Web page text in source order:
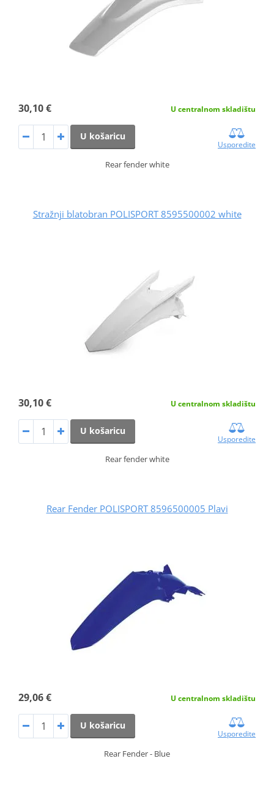
30,10 € U centralnom skladištu
U košaricu
Usporedite
Rear fender white
Stražnji blatobran POLISPORT 8595500002 white
30,10 € U centralnom skladištu
U košaricu
Usporedite
Rear fender white
Rear Fender POLISPORT 8596500005 Plavi
29,06 € U centralnom skladištu
U košaricu
Usporedite
Rear Fender - Blue